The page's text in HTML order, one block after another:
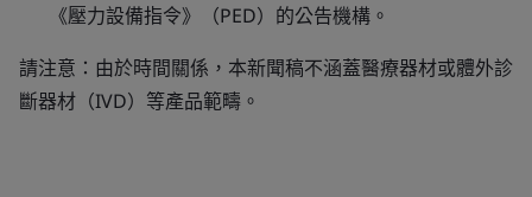
《壓力設備指令》（PED）的公告機構。
請注意：由於時間關係，本新聞稿不涵蓋醫療器材或體外診
斷器材（IVD）等產品範疇。